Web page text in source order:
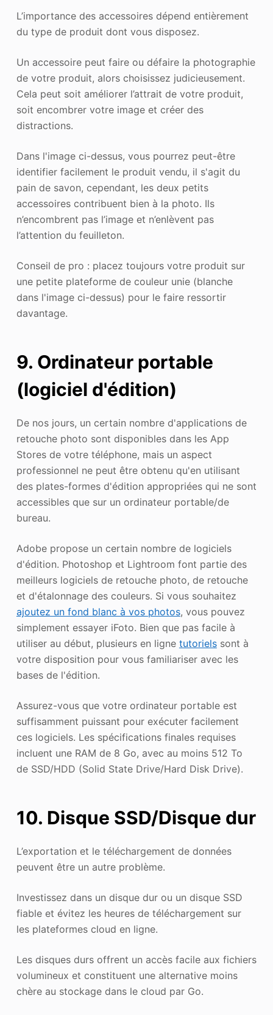
L’importance des accessoires dépend entièrement
du type de produit dont vous disposez.
Un accessoire peut faire ou défaire la photographie
de votre produit, alors choisissez judicieusement.
Cela peut soit améliorer l’attrait de votre produit,
soit encombrer votre image et créer des
distractions.
Dans l'image ci-dessus, vous pourrez peut-être
identifier facilement le produit vendu, il s'agit du
pain de savon, cependant, les deux petits
accessoires contribuent bien à la photo. Ils
n’encombrent pas l’image et n’enlèvent pas
l’attention du feuilleton.
Conseil de pro : placez toujours votre produit sur
une petite plateforme de couleur unie (blanche
dans l'image ci-dessus) pour le faire ressortir
davantage.
9. Ordinateur portable
(logiciel d'édition)
De nos jours, un certain nombre d'applications de
retouche photo sont disponibles dans les App
Stores de votre téléphone, mais un aspect
professionnel ne peut être obtenu qu'en utilisant
des plates-formes d'édition appropriées qui ne sont
accessibles que sur un ordinateur portable/de
bureau.
Adobe propose un certain nombre de logiciels
d'édition. Photoshop et Lightroom font partie des
meilleurs logiciels de retouche photo, de retouche
et d'étalonnage des couleurs. Si vous souhaitez
ajoutez un fond blanc à vos photos, vous pouvez
simplement essayer iFoto. Bien que pas facile à
utiliser au début, plusieurs en ligne tutorielssont à
votre disposition pour vous familiariser avec les
bases de l'édition.
Assurez-vous que votre ordinateur portable est
suffisamment puissant pour exécuter facilement
ces logiciels. Les spécifications finales requises
incluent une RAM de 8 Go, avec au moins 512 To
de SSD/HDD (Solid State Drive/Hard Disk Drive).
10. Disque SSD/Disque dur
L’exportation et le téléchargement de données
peuvent être un autre problème.
Investissez dans un disque dur ou un disque SSD
fiable et évitez les heures de téléchargement sur
les plateformes cloud en ligne.
Les disques durs offrent un accès facile aux fichiers
volumineux et constituent une alternative moins
chère au stockage dans le cloud par Go.